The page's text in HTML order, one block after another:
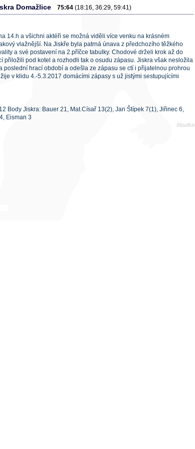
Domažlice 75:64 (18:16, 36:29, 59:41)
14.h a všichni aktéři se možná viděli více venku na krásném
vlažnější. Na Jiskře byla patrná únava z předchozího těžkého
a své postavení na 2.příčce tabulky. Chodové drželi krok až do
přiložili pod kotel a rozhodli tak o osudu zápasu. Jiskra však nesložila
poslední hrací období a odešla ze zápasu se ctí i přijatelnou prohrou
v klidu 4.-5.3.2017 domácími zápasy s už jistými sestupujícími
Body Jiskra: Bauer 21, Mat.Císař 13(2), Jan Štípek 7(1), Jiřinec 6,
Eisman 3
#budka